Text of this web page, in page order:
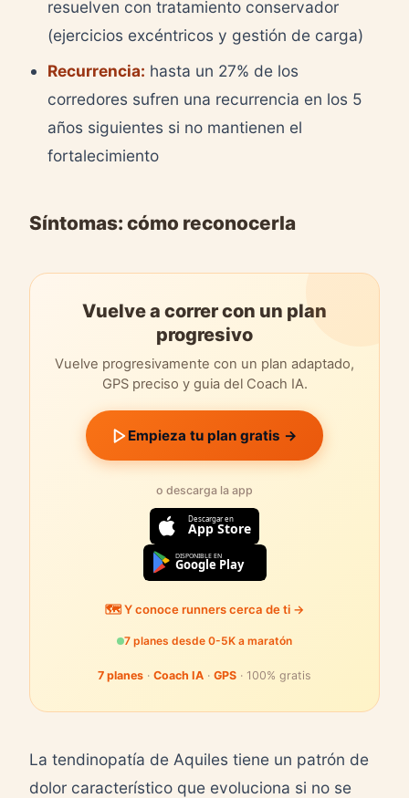
resuelven con tratamiento conservador
(ejercicios excéntricos y gestión de carga)
Recurrencia: hasta un 27% de los
corredores sufren una recurrencia en los 5
años siguientes si no mantienen el
fortalecimiento
Síntomas: cómo reconocerla
Vuelve a correr con un plan
progresivo
Vuelve progresivamente con un plan adaptado,
GPS preciso y guia del Coach IA.
Empieza tu plan gratis →
o descarga la app
Descargar en
App Store
DISPONIBLE EN
Google Play
🗺️ Y conoce runners cerca de ti →
7 planes desde 0-5K a maratón
7 planes · Coach IA · GPS · 100% gratis
La tendinopatía de Aquiles tiene un patrón de
dolor característico que evoluciona si no se